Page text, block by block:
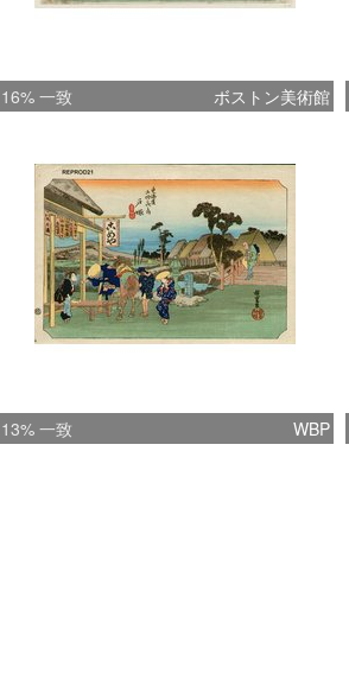
16% 一致 ボストン美術館
13% 一致 WBP